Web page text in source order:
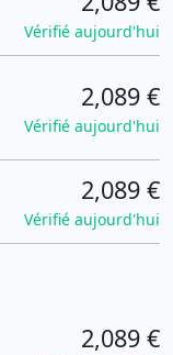
Vérifié aujourd'hui
2,089 €
Vérifié aujourd'hui
2,089 €
Vérifié aujourd'hui
2,089 €